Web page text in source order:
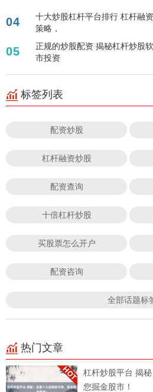
04
十大炒股杠杆平台排行 杠杆融
策略，
05
正规的炒股配资 揭秘杠杆炒股
市投资
标签列表
配资炒股
杠杆融资炒股
配资查询
十倍杠杆炒股
买股票怎么开户
配资咨询
全部话题标
热门文章
杠杆炒股平台 揭
您掘金股市！